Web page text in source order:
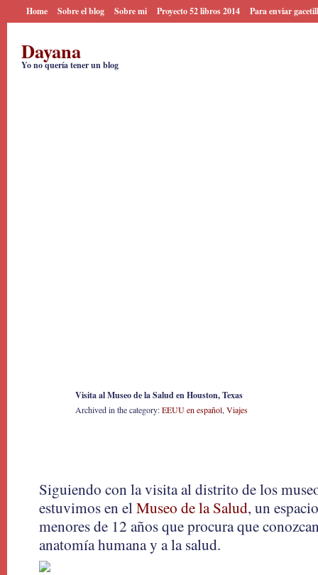
Home Sobre el blog Sobre mi Proyecto 52 libros 2014 Para enviar
Dayana
Yo no quería tener un blog
Visita al Museo de la Salud en Houston, Texas
Archived in the category:EEUU en español, Viajes
Siguiendo con la visita al distrito de los
estuvimos en elMuseo de la Salud, un
menores de 12 años que procura que
anatomía humana y a la salud.